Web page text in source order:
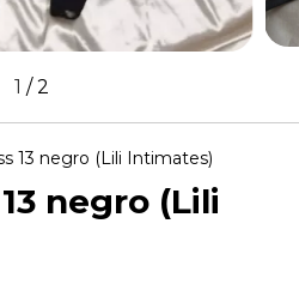
1 /2
13 negro (Lili Intimates)
negro (Lili